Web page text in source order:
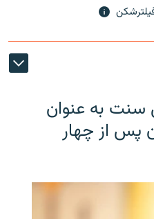
سنت به عنوان
پس از چهار